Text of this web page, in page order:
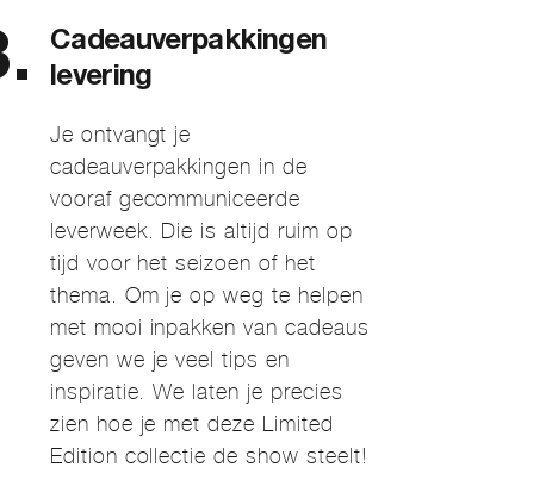
Cadeauverpakkingen
levering
Je ontvangt je
cadeauverpakkingen in de
vooraf gecommuniceerde
leverweek. Die is altijd ruim op
tijd voor het seizoen of het
thema. Om je op weg te helpen
met mooi inpakken van cadeaus
geven we je veel tips en
inspiratie. We laten je precies
zien hoe je met deze Limited
Edition collectie de show steelt!